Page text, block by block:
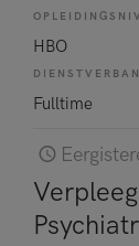
HBO
Fulltime